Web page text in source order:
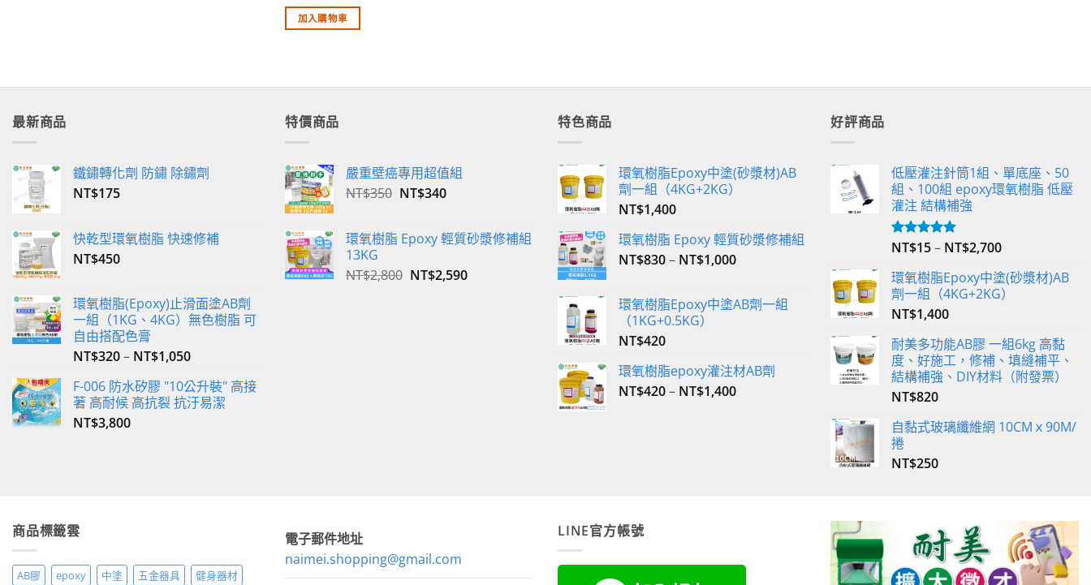
加入購物車
最新商品
鐵鏽轉化劑 防鏽 除鏽劑
NT$175
快乾型環氧樹脂 快速修補
NT$450
環氧樹脂(Epoxy)止滑面塗AB劑
一組（1KG、4KG）無色樹脂 可
自由搭配色膏
NT$320– NT$1,050
F-006 防水矽膠 "10公升裝" 高接
著 高耐候 高抗裂 抗汙易潔
NT$3,800
特價商品
嚴重壁癌專用超值組
NT$350 原
格：
NT$340目
格：
環氧樹脂 Epoxy 輕質砂漿修補組
13KG
NT$2,800 原
NT$2,590目
特色商品
環氧樹脂Epoxy中塗(砂漿材)AB
劑一組（4KG+2KG）
NT$1,400
環氧樹脂 Epoxy 輕質砂漿修補組
NT$830– NT$1,000
環氧樹脂Epoxy中塗AB劑一組
（1KG+0.5KG）
NT$420
環氧樹脂epoxy灌注材AB劑
NT$420– NT$1,400
好評商品
低壓灌注針筒1組、單底座、50
組、100組 epoxy環氧樹脂 低壓
灌注 結構補強
評分5.00
NT$15– NT$2,700
環氧樹脂Epoxy中塗(砂漿材)AB
劑一組（4KG+2KG）
NT$1,400
耐美多功能AB膠 一組6kg 高黏
度、好施工，修補、填縫補平、
結構補強、DIY材料（附發票）
NT$820
自黏式玻璃纖維網 10CMｘ90M/
捲
NT$250
商品標籤雲
AB膠 epoxy 中塗 五金器具
健身器材
電子郵件地址
naimei.shopping@gmail.com
LINE官方帳號